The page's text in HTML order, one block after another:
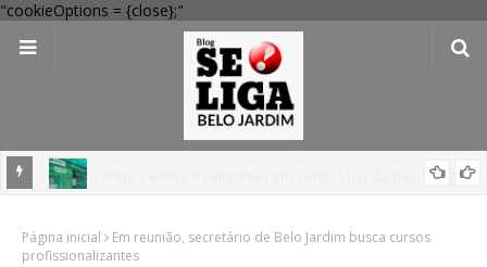
"cookieOptions = {close};"
compras
Página inicial
Em reunião, secretário de Belo Jardim busca cursos
profissionalizantes